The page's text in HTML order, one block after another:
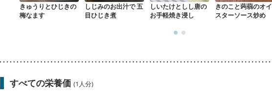
きゅうりとひじきの
梅なます
しじみのお出汁で 五
目ひじき煮
しいたけとしし唐の
お手軽焼き浸し
きのこと蒟蒻のオイ
スターソース炒め
すべての栄養価 (1人分)